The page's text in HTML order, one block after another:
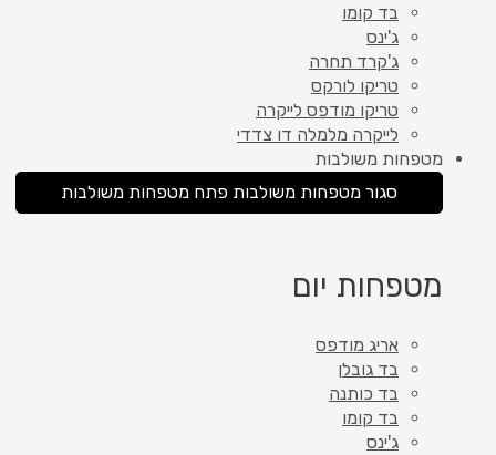
בד קומו
ג'ינס
ג'קרד תחרה
טריקו לורקס
טריקו מודפס לייקרה
לייקרה מלמלה דו צדדי
מטפחות משולבות
סגור מטפחות משולבות פתח מטפחות משולבות
מטפחות יום
אריג מודפס
בד גובלן
בד כותנה
בד קומו
ג'ינס